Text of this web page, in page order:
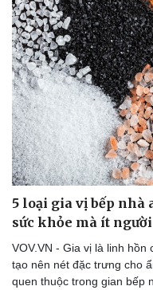
Sức khỏe
Dinh dưỡng - món ngon
Cây thuốc
Sản phụ khoa
Nhi khoa
Nam khoa
Làm đẹp - giảm cân
Phòng mạch online
Ăn sạch sống khỏe
5 loại gia vị bếp nhà
sức khỏe mà ít
VOV.VN - Gia vị là linh
tạo nên nét đặc trưng cho
quen thuộc trong gian bếp